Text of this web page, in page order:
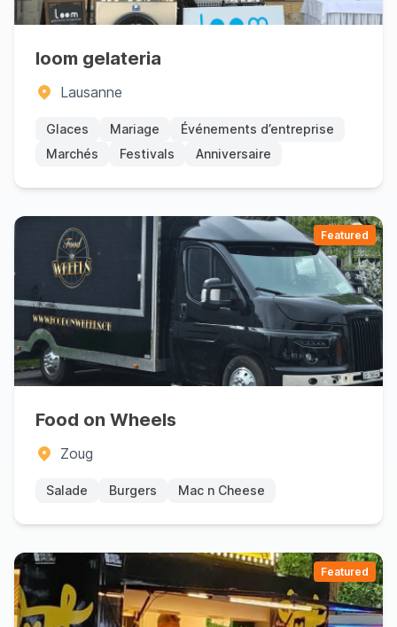
loom gelateria
Lausanne
Glaces Mariage
Événements d’entreprise
Marchés
Festivals Anniversaire
Featured
Food on Wheels
Zoug
Salade Burgers Mac n Cheese
Featured